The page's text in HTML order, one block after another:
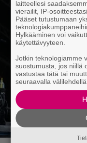
laitteellesi
vierailit, IP-
Pääset tutustumaan
Hylkääminen voi
käytettävyyteen.
Jotkin teknologiamme
suostumusta, jos niillä
vastustaa tätä tai
seuraavalla välilehdellä.